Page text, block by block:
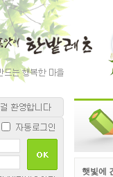
햇빛에